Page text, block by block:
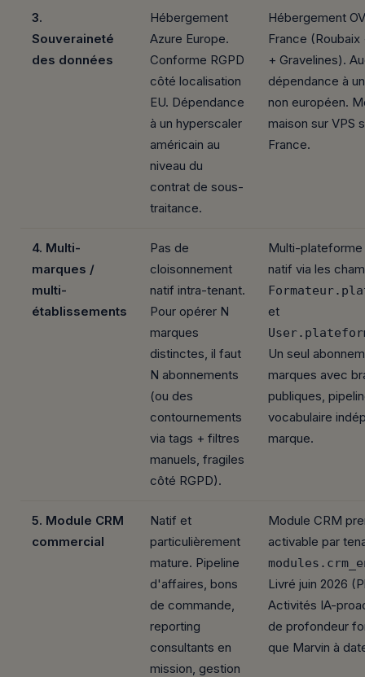
3.
Souveraineté
des données
Hébergement
Azure Europe.
Conforme RGPD
côté localisation
EU. Dépendance
à un hyperscaler
américain au
niveau du
contrat de sous-
traitance.
Hébergement
France (Roubaix
+ Gravelines).
dépendance à
non européen.
maison sur VPS
France.
4. Multi-
marques /
multi-
établissements
Pas de
cloisonnement
natif intra-tenant.
Pour opérer N
marques
distinctes, il faut
N abonnements
(ou des
contournements
via tags + filtres
manuels, fragiles
côté RGPD).
Multi-
natif via les
et
Un seul
marques avec
publiques,
vocabulaire
marque.
5. Module CRM
commercial
Natif et
particulièrement
mature. Pipeline
d'affaires, bons
de commande,
reporting
consultants en
mission, gestion
Module CRM
activable par
Livré juin 2026
Activités IA-
de profondeur
que Marvin à